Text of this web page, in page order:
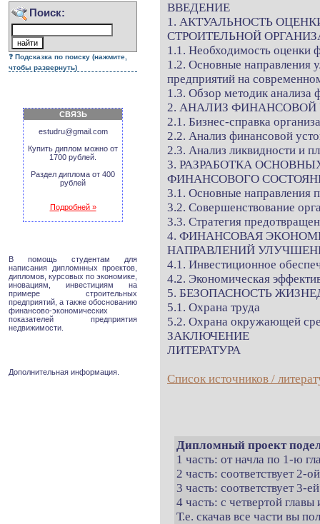
Поиск:
Подсказка по поиску (нажмите,
чтобы развернуть)
СВЯЗЬ
estudru@gmail.com
Купить диплом можно от
1700 рублей.
Раздел диплома от 400
рублей
Подробней »
В помощь студентам для
написания дипломнных проектов,
дипломов, курсовых по экономике,
иновациям, инвестициям на
примере строительных
предприятий, а также обоснованию
финансово-экономических
показателей предприятия
недвижимости.
Дополнительная информация.
ВВЕДЕНИЕ
1. АКТУАЛЬНОСТЬ
СТРОИТЕЛЬНОЙ
1.1. Необходимость оценки
1.2. Основные направления
предприятий на
1.3. Обзор методик анализа
2. АНАЛИЗ
2.1. Бизнес-справка
2.2. Анализ финансовой
2.3. Анализ ликвидности и
3. РАЗРАБОТКА
ФИНАНСОВОГО
3.1. Основные направления
3.2. Совершенствование
3.3. Стратегия
4. ФИНАНСОВАЯ
НАПРАВЛЕНИЙ
4.1. Инвестиционное
4.2. Экономическая
5. БЕЗОПАСНОСТЬ
5.1. Охрана труда
5.2. Охрана окружающей
ЗАКЛЮЧЕНИЕ
ЛИТЕРАТУРА
Список источников /
Дипломный проект
1 часть: от начла по 1-ю
2 часть: соответствует 2-
3 часть: соответствует 3-
4 часть: с четвертой
Т.е. скачав все части вы